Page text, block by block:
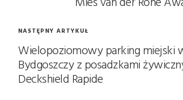
NASTĘPNY ARTYKUŁ
Wielopoziomowy parking miejski
Bydgoszczy z posadzkami
Deckshield Rapide